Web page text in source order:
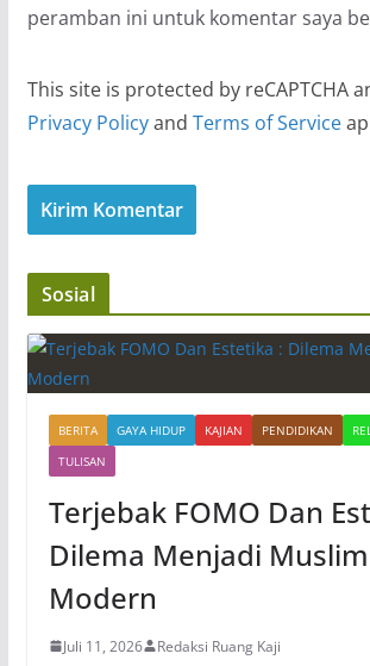
peramban ini untuk komentar saya
This site is protected by reCAPTCHA
Privacy Policyand Terms of Service
Sosial
BERITA GAYA HIDUP KAJIAN PENDIDIKAN
TULISAN
Terjebak FOMO Dan
Dilema Menjadi
Modern
Juli 11, 2026 Redaksi Ruang Kaji